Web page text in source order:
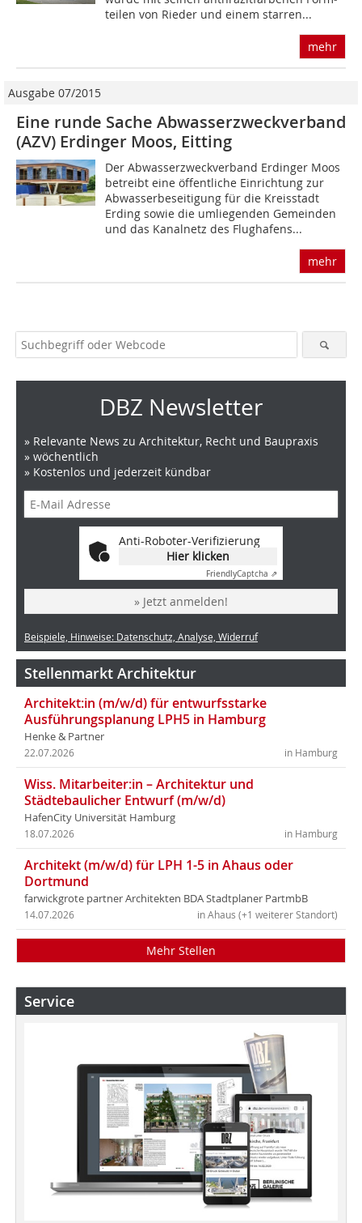
teilen von Rieder und einem starren...
mehr
Ausgabe 07/2015
Eine runde Sache Abwasserzweckverband
(AZV) Erdinger Moos, Eitting
Der Abwasserzweckverband Erdinger Moos
betreibt eine öffentliche Einrichtung zur
Abwasserbeseitigung für die Kreisstadt
Erding sowie die umliegenden Gemeinden
und das Kanalnetz des Flughafens...
mehr
DBZ Newsletter
» Relevante News zu Architektur, Recht und Baupraxis
» wöchentlich
» Kostenlos und jederzeit kündbar
Anti-Roboter-Verifizierung
Hier klicken
FriendlyCaptcha ⇗
» Jetzt anmelden!
Beispiele, Hinweise: Datenschutz, Analyse, Widerruf
Stellenmarkt Architektur
Architekt:in (m/w/d) für entwurfsstarke
Ausführungsplanung LPH5 in Hamburg
Henke & Partner
in Hamburg
22.07.2026
Wiss. Mitarbeiter:in – Architektur und
Städtebaulicher Entwurf (m/w/d)
HafenCity Universität Hamburg
in Hamburg
18.07.2026
Architekt (m/w/d) für LPH 1-5 in Ahaus oder
Dortmund
farwickgrote partner Architekten BDA Stadtplaner PartmbB
in Ahaus (+1 weiterer Standort)
14.07.2026
Mehr Stellen
Service